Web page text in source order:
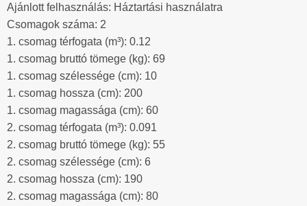
Ajánlott felhasználás: Háztartási használatra
Csomagok száma: 2
1. csomag térfogata (m³): 0.12
1. csomag bruttó tömege (kg): 69
1. csomag szélessége (cm): 10
1. csomag hossza (cm): 200
1. csomag magassága (cm): 60
2. csomag térfogata (m³): 0.091
2. csomag bruttó tömege (kg): 55
2. csomag szélessége (cm): 6
2. csomag hossza (cm): 190
2. csomag magassága (cm): 80